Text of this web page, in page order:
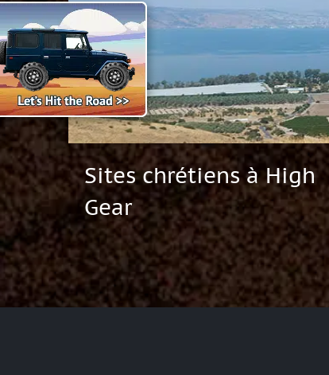
Sites chrétiens à High
Gear